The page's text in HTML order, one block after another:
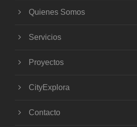
Quienes Somos
Servicios
Proyectos
CityExplora
Contacto